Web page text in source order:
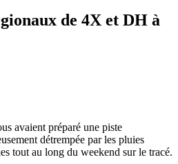
de 4X et DH à
avaient préparé une piste
détrempée par les pluies
tout au long du weekend sur le tracé.